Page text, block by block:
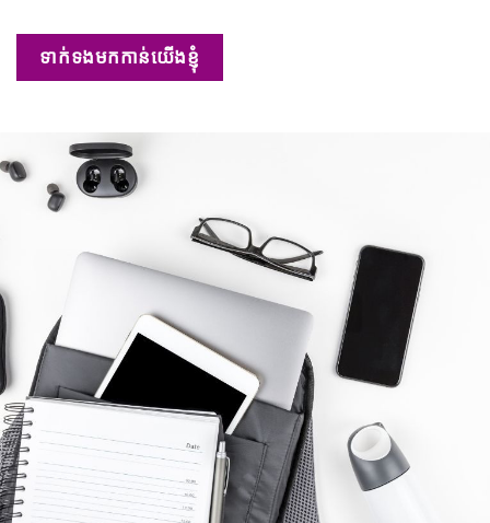
ទាក់ទងមកកាន់យើងខ្ញុំ